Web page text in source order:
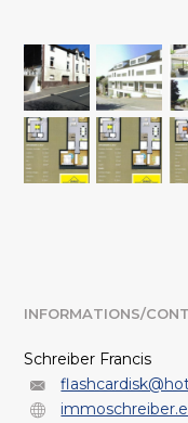
INFORMATIONS/
Schreiber Francis